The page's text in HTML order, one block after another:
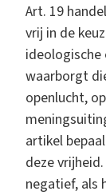
Art. 19
vrij in de
waarborgt
openlucht,
artikel
deze
negatief, als